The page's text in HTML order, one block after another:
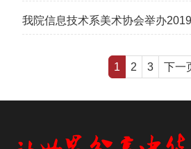
我院信息技术系美术协会举办
1 2 3 下一